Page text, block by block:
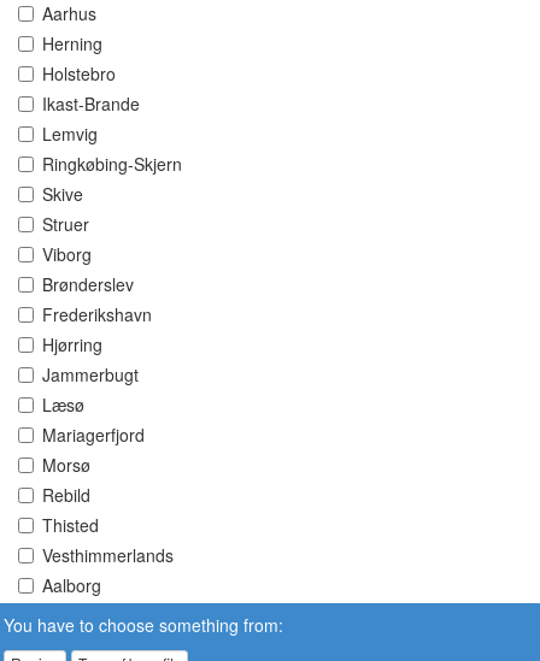
Aarhus
Herning
Holstebro
Ikast-Brande
Lemvig
Ringkøbing-Skjern
Skive
Struer
Viborg
Brønderslev
Frederikshavn
Hjørring
Jammerbugt
Læsø
Mariagerfjord
Morsø
Rebild
Thisted
Vesthimmerlands
Aalborg
You have to choose something from: